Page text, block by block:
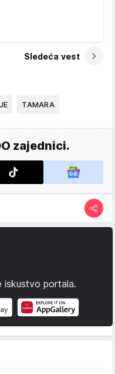
Sledeća vest
TAMARA
zajednici.
iskustvo portala.